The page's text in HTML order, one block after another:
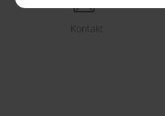
Kontakt